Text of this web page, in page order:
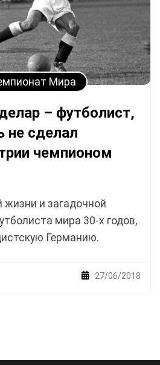
Мира
– футболист,
не сделал
чемпионом
жизни и загадочной
мира 30-х годов,
Германию.
27/06/2018